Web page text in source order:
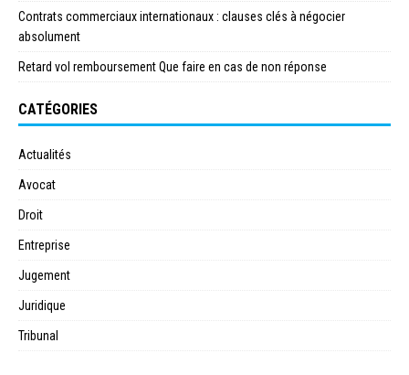
Contrats commerciaux internationaux : clauses clés à négocier
absolument
Retard vol remboursement Que faire en cas de non réponse
CATÉGORIES
Actualités
Avocat
Droit
Entreprise
Jugement
Juridique
Tribunal